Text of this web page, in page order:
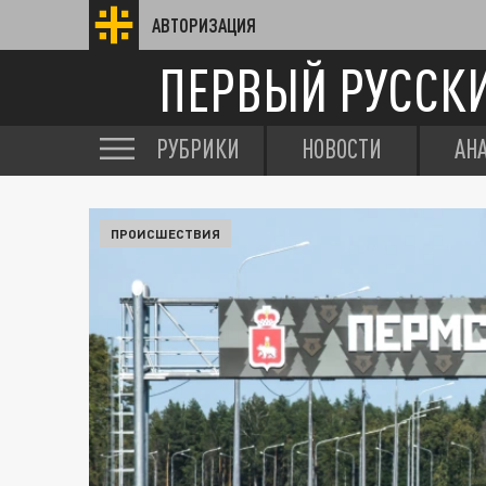
АВТОРИЗАЦИЯ
ПЕРВЫЙ
РУБРИКИ НОВОСТИ
ПРОИСШЕСТВИЯ